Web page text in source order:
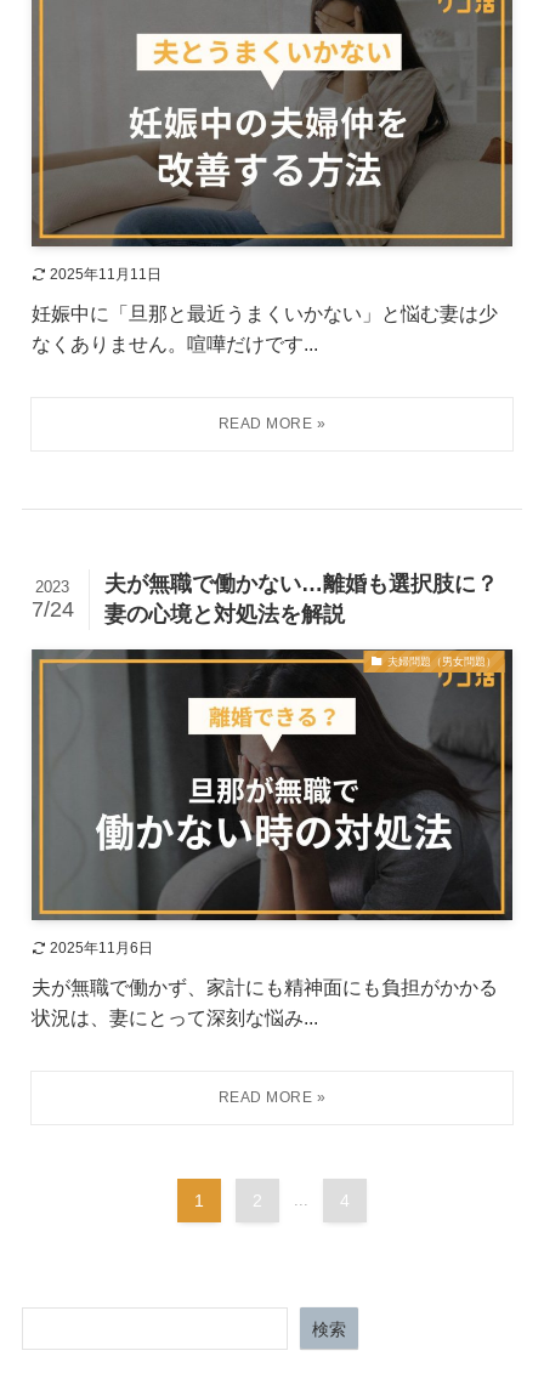
2025年11月11日
妊娠中に「旦那と最近うまくいかない」と悩む妻は少
なくありません。喧嘩だけです...
夫が無職で働かない…離婚も選択肢に？
妻の心境と対処法を解説
2023
7/24
夫婦問題（男女問題）
2025年11月6日
夫が無職で働かず、家計にも精神面にも負担がかかる
状況は、妻にとって深刻な悩み...
1 2 4
検索